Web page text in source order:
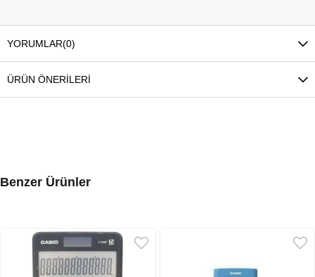
YORUMLAR(0)
ÜRÜN ÖNERILERI
Benzer Ürünler